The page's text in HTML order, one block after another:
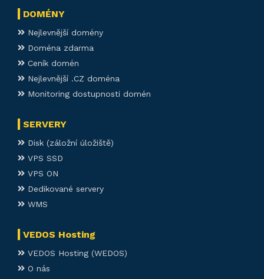
DOMÉNY
Nejlevnější domény
Doména zdarma
Ceník domén
Nejlevnější .CZ doména
Monitoring dostupnosti domén
SERVERY
Disk (záložní úložiště)
VPS SSD
VPS ON
Dedikované servery
WMS
VEDOS Hosting
VEDOS Hosting (WEDOS)
O nás